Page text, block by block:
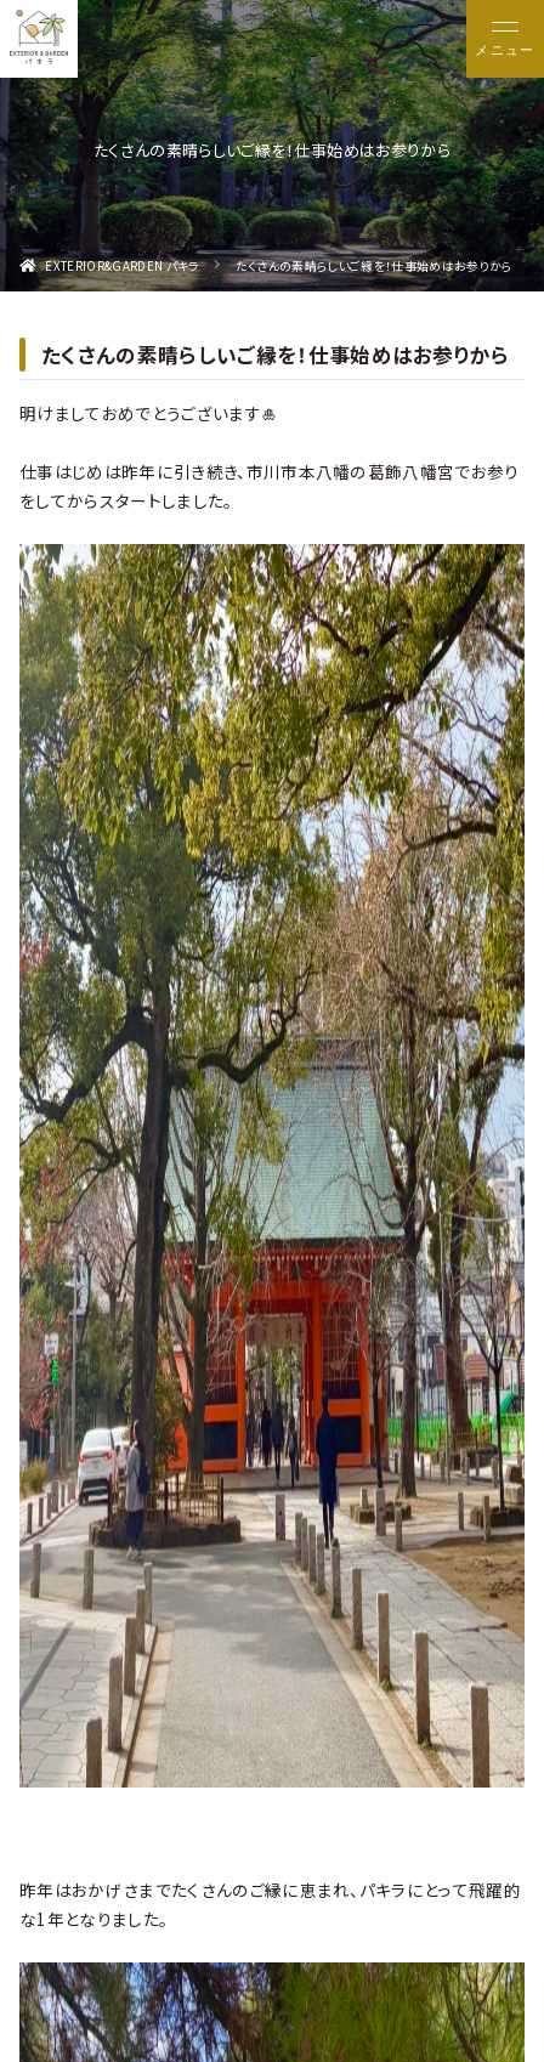
メニュー
たくさんの素晴らしいご縁を！仕事始めはお参りから
EXTERIOR&GARDEN パキラ たくさんの素晴らしいご縁を！仕事始めはお参りから
たくさんの素晴らしいご縁を！仕事始めはお参りから
明けましておめでとうございます🎍
仕事はじめは昨年に引き続き、市川市本八幡の葛飾八幡宮でお参り
をしてからスタートしました。
昨年はおかげさまでたくさんのご縁に恵まれ、パキラにとって飛躍的
な1年となりました。